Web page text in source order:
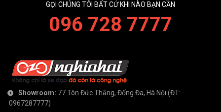
GỌI CHÚNG TÔI BẤT CỨ KHI NÀO BẠN CẦN
096 728 7777
Showroom: 77 Tôn Đức Thắng, Đống Đa, Hà Nội (ĐT:
0967287777)